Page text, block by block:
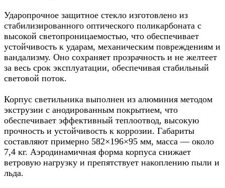
Ударопрочное защитное стекло изготовлено из
стабилизированного оптического поликарбоната с
высокой светопроницаемостью, что обеспечивает
устойчивость к ударам, механическим повреждениям и
вандализму. Оно сохраняет прозрачность и не желтеет
за весь срок эксплуатации, обеспечивая стабильный
световой поток.
Корпус светильника выполнен из алюминия методом
экструзии с анодированным покрытием, что
обеспечивает эффективный теплоотвод, высокую
прочность и устойчивость к коррозии. Габариты
составляют примерно 582×196×95 мм, масса — около
7,4 кг. Аэродинамичная форма корпуса снижает
ветровую нагрузку и препятствует накоплению пыли и
льда.